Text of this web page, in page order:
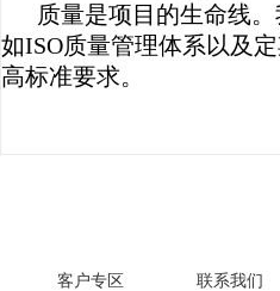
质量是项目的生命线
如ISO质量管理体系以及
高标准要求。
客户专区
联系我们